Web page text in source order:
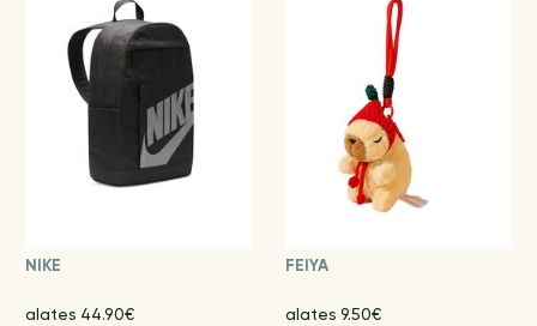
NIKE
alates 44.90€
FEIYA
alates 9.50€